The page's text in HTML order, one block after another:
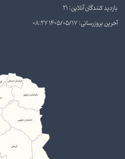
بازدید کنندگان آنلاین: 21
آخرین بروزرسانی: 1405/05/17 08:27